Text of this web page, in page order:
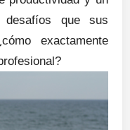
desafíos que sus
exactamente